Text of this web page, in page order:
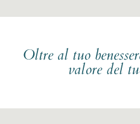
Oltre al tuo
valore del